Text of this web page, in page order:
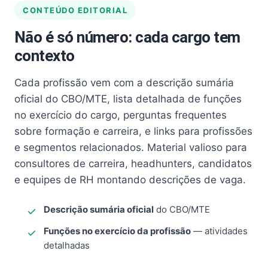
CONTEÚDO EDITORIAL
Não é só número: cada cargo tem
contexto
Cada profissão vem com a descrição sumária
oficial do CBO/MTE, lista detalhada de funções
no exercício do cargo, perguntas frequentes
sobre formação e carreira, e links para profissões
e segmentos relacionados. Material valioso para
consultores de carreira, headhunters, candidatos
e equipes de RH montando descrições de vaga.
Descrição sumária oficial do CBO/MTE
Funções no exercício da profissão — atividades
detalhadas